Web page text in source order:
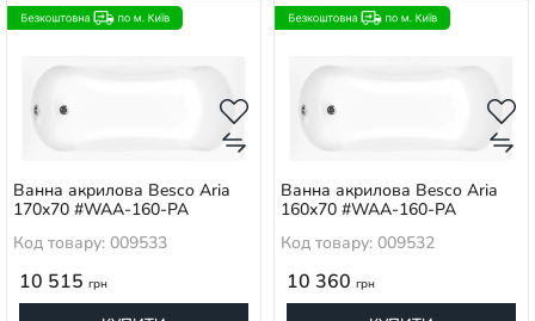
Ванна акрилова Besco Aria
170x70 #WAA-160-PA
Код товару: 009533
10 515 грн
Ванна акрилова Besco Aria
160x70 #WAA-160-PA
Код товару: 009532
10 360 грн